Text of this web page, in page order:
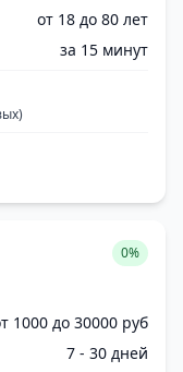
от 18 до 80 лет
за 15 минут
0%
1000 до 30000 руб
7 - 30 дней